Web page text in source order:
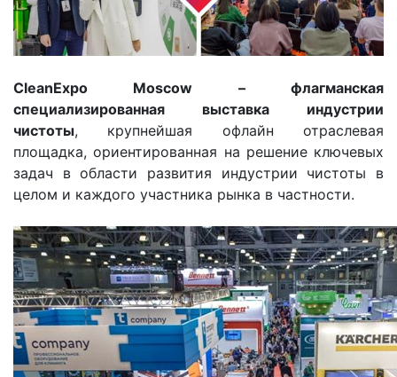
CleanExpo Moscow – флагманская
специализированная выставка индустрии
чистоты, крупнейшая офлайн отраслевая
площадка, ориентированная на решение ключевых
задач в области развития индустрии чистоты в
целом и каждого участника рынка в частности.